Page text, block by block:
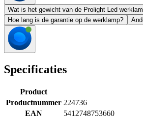
Wat is het gewicht van de Prolight Led
Hoe lang is de garantie op de werklamp?
Specificaties
Product
Productnummer 224736
EAN
5412748753660